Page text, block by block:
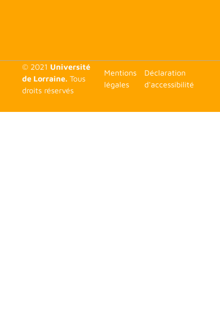
© 2021 Université
de Lorraine.Tous
droits réservés
<none>
Mentions
légales
Déclaration
d'accessibilité